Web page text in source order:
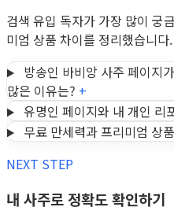
검색 유입 독자가 가장 많이 궁
미엄 상품 차이를 정리했습니다.
방송인 바비앙 사주 페이지
많은 이유는? +
유명인 페이지와 내 개인 리
무료 만세력과 프리미엄 상
NEXT STEP
내 사주로 정확도 확인하기